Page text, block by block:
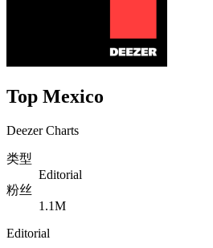
Top Mexico
Deezer Charts
类型
Editorial
粉丝
1.1M
Editorial